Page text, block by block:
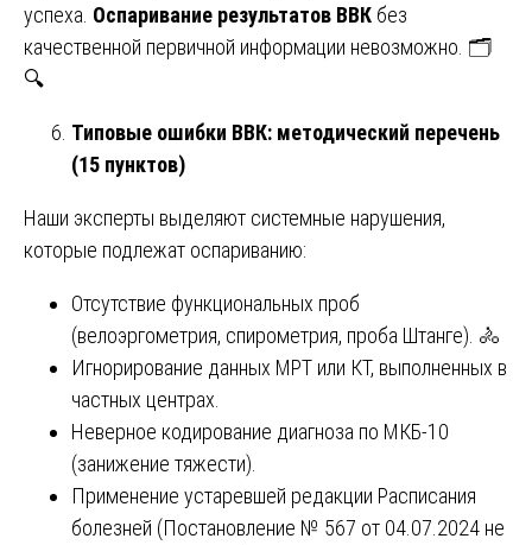
успеха. Оспаривание результатов ВВК без
качественной первичной информации невозможно. 🗂️
🔍
Типовые ошибки ВВК: методический перечень
(15 пунктов)
Наши эксперты выделяют системные нарушения,
которые подлежат оспариванию:
Отсутствие функциональных проб
(велоэргометрия, спирометрия, проба Штанге). 🚴
Игнорирование данных МРТ или КТ, выполненных в
частных центрах.
Неверное кодирование диагноза по МКБ-10
(занижение тяжести).
Применение устаревшей редакции Расписания
болезней (Постановление № 567 от 04.07.2024 не